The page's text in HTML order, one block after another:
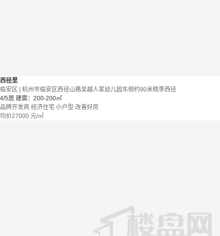
西径里
临安区 | 杭州市临安区西径山路吴越人家幼儿园东侧约90米桃李西径
4/5居 建面：200-200㎡
品牌开发商 经济住宅 小户型 改善好房
均价27000 元/㎡